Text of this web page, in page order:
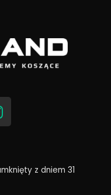
z dniem 31